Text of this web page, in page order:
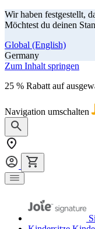
Wir haben festgestellt,
Möchtest du deinen
Global (English)
Germany
Zum Inhalt springen
25 % Rabatt auf
Navigation umschalten